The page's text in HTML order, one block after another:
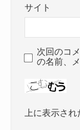
サイト
次回のコ
の名前、
上に表示さ